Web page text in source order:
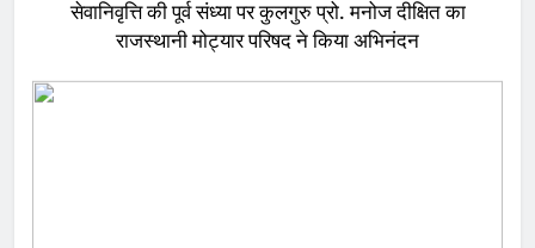
सेवानिवृत्ति की पूर्व संध्या पर कुलगुरु प्रो. मनोज दीक्षित का
राजस्थानी मोट्यार परिषद ने किया अभिनंदन